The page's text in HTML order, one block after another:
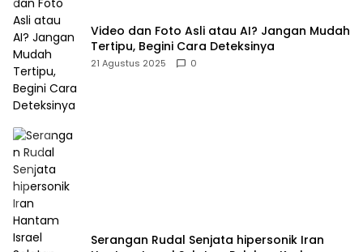
Video dan Foto Asli atau AI? Jangan Mudah
Tertipu, Begini Cara Deteksinya
21 Agustus 2025 0
Serangan Rudal Senjata hipersonik Iran